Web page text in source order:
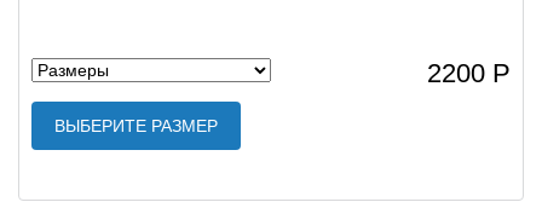
2200 Р
ВЫБЕРИТЕ РАЗМЕР